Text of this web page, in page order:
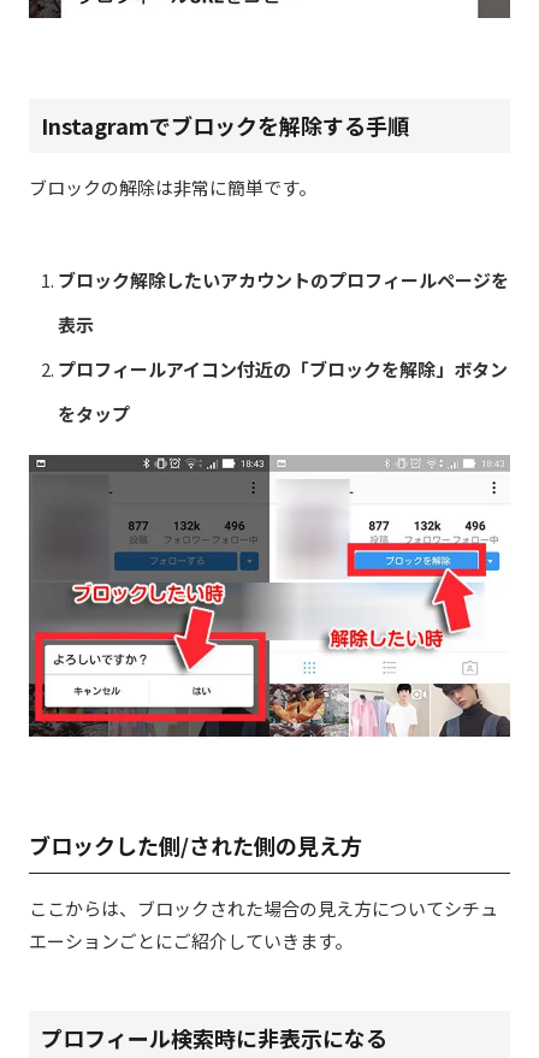
Instagramでブロックを解除する手順
ブロックの解除は非常に簡単です。
ブロック解除したいアカウントのプロフィールページを
表示
プロフィールアイコン付近の「ブロックを解除」ボタン
をタップ
ブロックした側/された側の見え方
ここからは、ブロックされた場合の見え方についてシチュ
エーションごとにご紹介していきます。
プロフィール検索時に非表示になる